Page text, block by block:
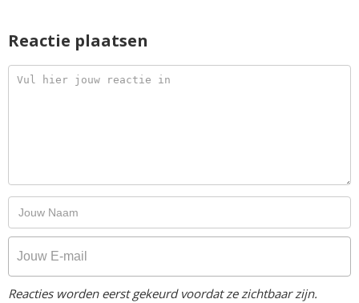
Reactie plaatsen
Reacties worden eerst gekeurd voordat ze zichtbaar zijn.